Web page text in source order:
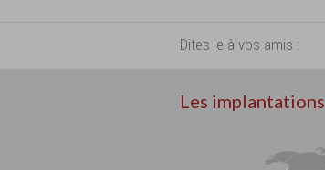
Dites le à vos amis :
Les implantations